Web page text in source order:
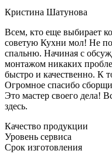
Кристина Шатунова
Всем, кто еще выбирает
советую Кухни мол! Не
спальню. Начиная с
монтажом никаких
быстро и качественно. К
Огромное спасибо
Это мастер своего дела!
здесь.
Качество продукции
Уровень сервиса
Срок изготовления